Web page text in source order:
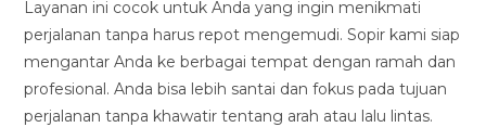
Layanan ini cocok untuk Anda yang ingin menikmati
perjalanan tanpa harus repot mengemudi. Sopir kami siap
mengantar Anda ke berbagai tempat dengan ramah dan
profesional. Anda bisa lebih santai dan fokus pada tujuan
perjalanan tanpa khawatir tentang arah atau lalu lintas.